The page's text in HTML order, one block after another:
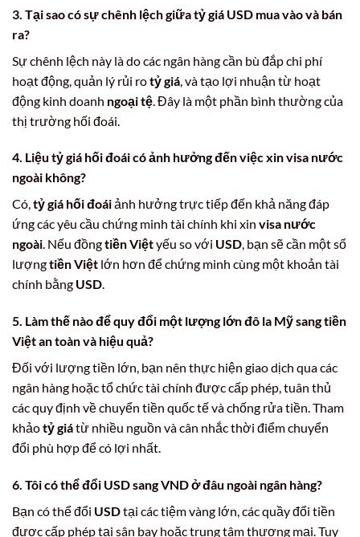
3. Tại sao có sự chênh lệch giữatỷ giá USD mua vào và bán
ra?
Sự chênh lệch này là do các ngân hàng cần bù đắp chi phí
hoạt động, quản lý rủi rotỷ giá , và tạo lợi nhuận từ hoạt
động kinh doanh ngoại tệ . Đây là một phần bình thường của
thị trường hối đoái.
4. Liệu tỷ giá hối đoáicó ảnh hưởng đến việc xinvisa nước
ngoài không?
Có,tỷ giá hối đoáiảnh hưởng trực tiếp đến khả năng đáp
ứng các yêu cầu chứng minh tài chính khi xin visa nước
ngoài. Nếu đồngtiền Việtyếu so với USD, bạn sẽ cần một số
lượngtiền Việt lớn hơn để chứng minh cùng một khoản tài
chính bằng USD.
5. Làm thế nào để quy đổi một lượng lớnđô la Mỹsangtiền
Việtan toàn và hiệu quả?
Đối với lượng tiền lớn, bạn nên thực hiện giao dịch qua các
ngân hàng hoặc tổ chức tài chính được cấp phép, tuân thủ
các quy định về chuyển tiền quốc tế và chống rửa tiền. Tham
khảotỷ giátừ nhiều nguồn và cân nhắc thời điểm chuyển
đổi phù hợp để có lợi nhất.
6. Tôi có thể đổi USDsangVNDở đâu ngoài ngân hàng?
Bạn có thể đổi USDtại các tiệm vàng lớn, các quầy đổi tiền
được cấp phép tại sân bay hoặc trung tâm thương mại. Tuy